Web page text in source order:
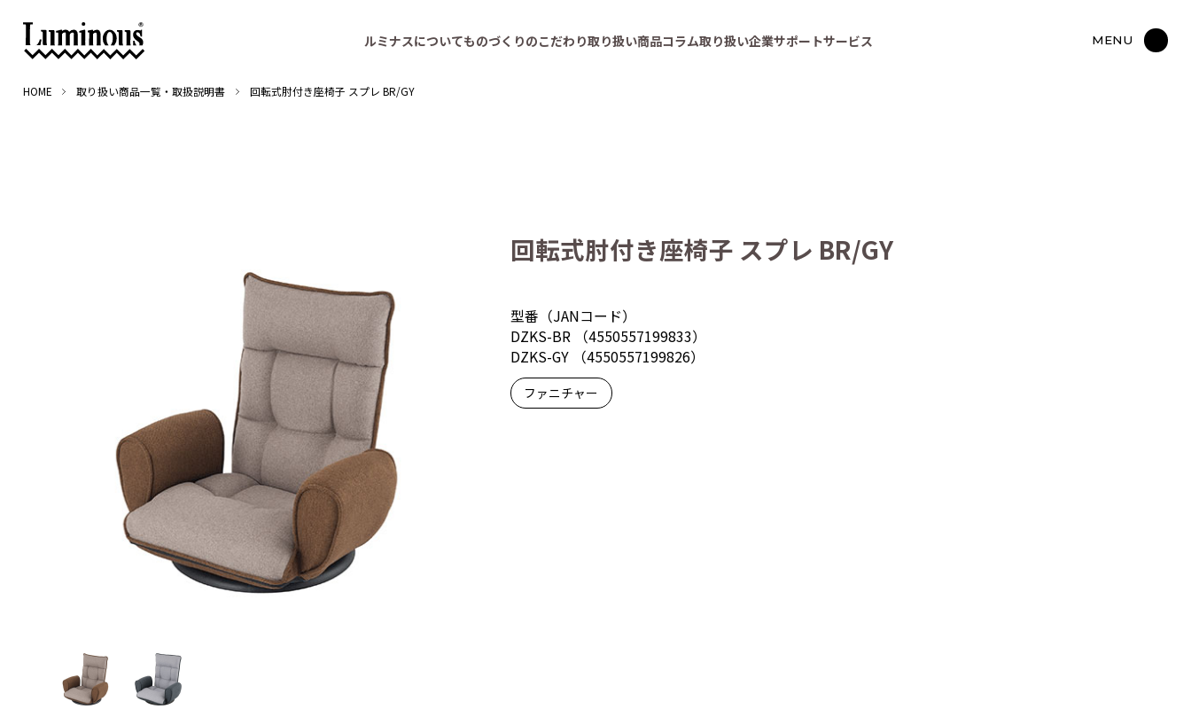
ルミナスについてものづくりのこだわり取り扱い商品コラム取り扱い企業サポートサービス MENU
HOME 取り扱い商品一覧・取扱説明書 回転式肘付き座椅子 スプレ BR/GY
回転式肘付き座椅子 スプレ BR/GY
型番（JANコード）
DZKS-BR （4550557199833）
DZKS-GY （4550557199826）
ファニチャー